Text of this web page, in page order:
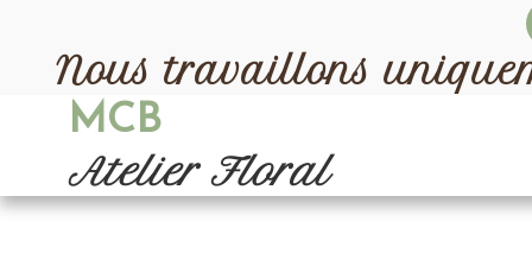
Nous travaillons
MCB
Atelier Floral
Bienvenue sur la